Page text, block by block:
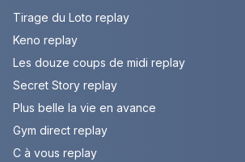
Tirage du Loto replay
Keno replay
Les douze coups de midi replay
Secret Story replay
Plus belle la vie en avance
Gym direct replay
C à vous replay